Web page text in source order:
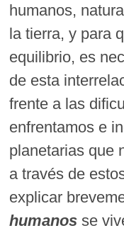
humanos,
la tierra, y para
equilibrio, es
de esta
frente a las
enfrentamos e
planetarias que
a través de
explicar
humanos se